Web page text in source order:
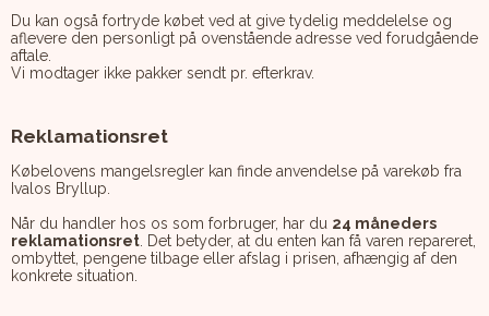
Du kan også fortryde købet ved at give tydelig meddelelse og
aflevere den personligt på ovenstående adresse ved forudgående
aftale.
Vi modtager ikke pakker sendt pr. efterkrav.
Reklamationsret
Købelovens mangelsregler kan finde anvendelse på varekøb fra
Ivalos Bryllup.
Når du handler hos os som forbruger, har du 24 måneders
reklamationsret . Det betyder, at du enten kan få varen repareret,
ombyttet, pengene tilbage eller afslag i prisen, afhængig af den
konkrete situation.